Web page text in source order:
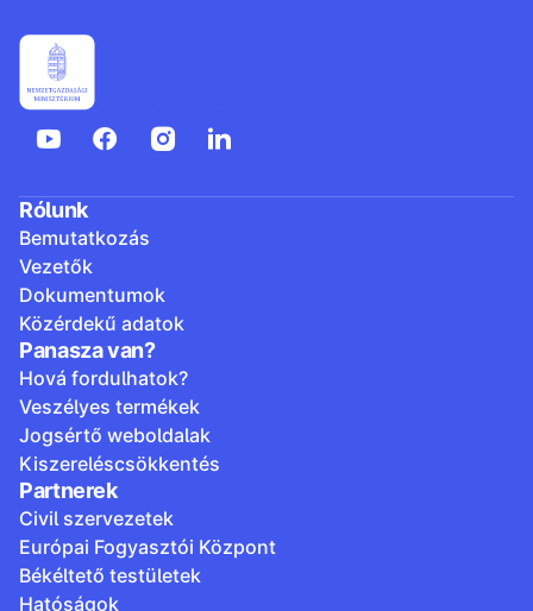
Rólunk
Bemutatkozás
Vezetők
Dokumentumok
Közérdekű adatok
Panasza van?
Hová fordulhatok?
Veszélyes termékek
Jogsértő weboldalak
Kiszereléscsökkentés
Partnerek
Civil szervezetek
Európai Fogyasztói Központ
Békéltető testületek
Hatóságok